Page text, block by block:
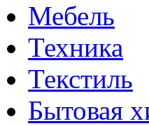
Мебель
Техника
Текстиль
Бытовая